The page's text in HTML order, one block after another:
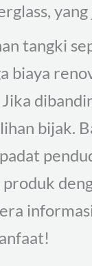
tangki
biaya
bijak.